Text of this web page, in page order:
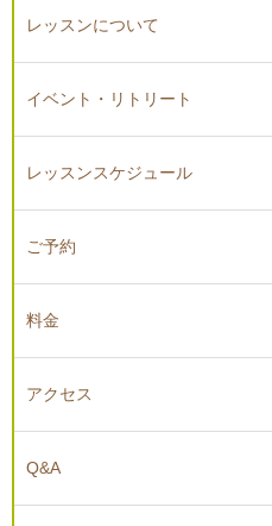
レッスンについて
イベント・リトリート
レッスンスケジュール
ご予約
料金
アクセス
Q&A